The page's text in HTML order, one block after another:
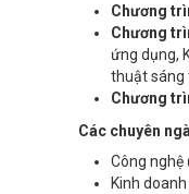
Chương
Chương
ứng dụng,
thuật sáng
Chương
Các chuyên
Công nghệ
Kinh